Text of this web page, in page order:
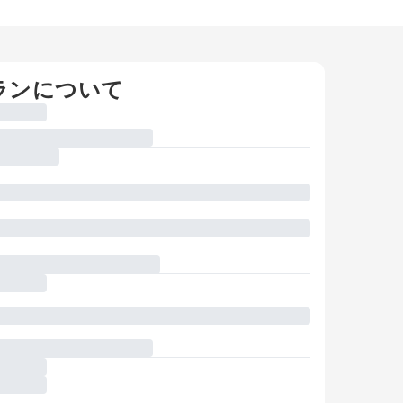
ンについて